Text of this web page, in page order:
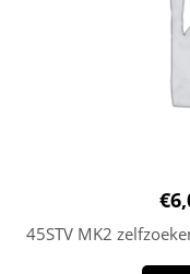
€
45STV MK2